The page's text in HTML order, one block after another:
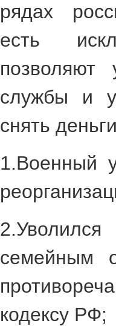
рядах
есть
службы и
снять
1.Военный
семейным
кодексу РФ;